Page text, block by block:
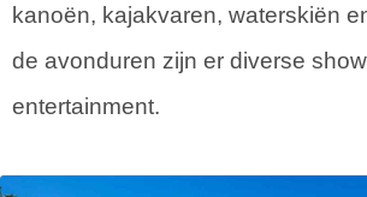
kanoën, kajakvaren, waterskiën
de avonduren zijn er diverse
entertainment.